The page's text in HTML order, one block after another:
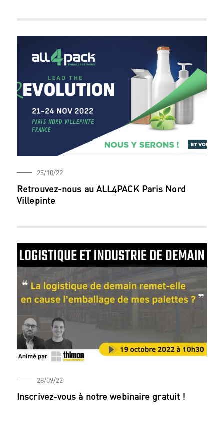
25/10/22
Retrouvez-nous au ALL4PACK Paris Nord
Villepinte
28/09/22
Inscrivez-vous à notre webinaire gratuit !